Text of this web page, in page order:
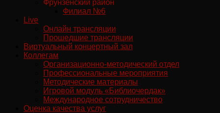
Фрунзенский район
Филиал №6
Live
Онлайн трансляции
Прошедшие трансляции
Виртуальный концертный зал
Коллегам
Организационно-методический отдел
Профессиональные мероприятия
Методические материалы
Игровой модуль «Библиочердак»
Международное сотрудничество
Оценка качества услуг